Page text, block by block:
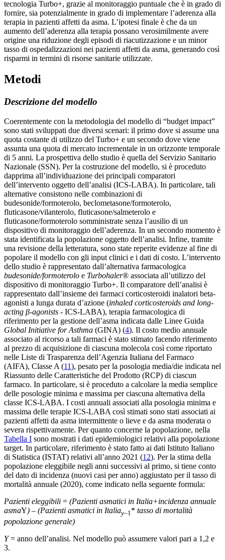
tecnologia Turbo+, grazie al monitoraggio puntuale che è in grado di
fornire, sia potenzialmente in grado di implementare l’aderenza alla
terapia in pazienti affetti da asma. L’ipotesi finale è che da un
aumento dell’aderenza alla terapia possano verosimilmente avere
origine una riduzione degli episodi di riacutizzazione e un minor
tasso di ospedalizzazioni nei pazienti affetti da asma, generando così
risparmi in termini di risorse sanitarie utilizzate.
Metodi
Descrizione del modello
Coerentemente con la metodologia del modello di “budget impact”
sono stati sviluppati due diversi scenari: il primo dove si assume una
quota costante di utilizzo del Turbo+ e un secondo dove viene
assunta una quota di mercato incrementale in un orizzonte temporale
di 5 anni. La prospettiva dello studio è quella del Servizio Sanitario
Nazionale (SSN). Per la costruzione del modello, si è proceduto
dapprima all’individuazione dei principali comparatori
dell’intervento oggetto dell’analisi (ICS-LABA). In particolare, tali
alternative consistono nelle combinazioni di
budesonide/formoterolo, beclometasone/formoterolo,
fluticasone/vilanterolo, fluticasone/salmeterolo e
fluticasone/formoterolo somministrate senza l’ausilio di un
dispositivo di monitoraggio dell’aderenza. In un secondo momento è
stata identificata la popolazione oggetto dell’analisi. Infine, tramite
una revisione della letteratura, sono state reperite evidenze al fine di
popolare il modello con gli input clinici e i dati di costo. L’intervento
dello studio è rappresentato dall’alternativa farmacologica
budesonide/formoterolo e Turbohaler® associata all’utilizzo del
dispositivo di monitoraggio Turbo+. Il comparatore dell’analisi è
rappresentato dall’insieme dei farmaci corticosteroidi inalatori beta-
agonisti a lunga durata d’azione (inhaled corticosteroids and long-
acting β-agonists - ICS-LABA), terapia farmacologica di
riferimento per la gestione dell’asma indicata dalle Linee Guida
Global Initiative for Asthma (GINA) (4). Il costo medio annuale
associato al ricorso a tali farmaci è stato stimato facendo riferimento
al prezzo di acquisizione di ciascuna molecola così come riportato
nelle Liste di Trasparenza dell’Agenzia Italiana del Farmaco
(AIFA), Classe A (11), pesato per la posologia media/die indicata nel
Riassunto delle Caratteristiche del Prodotto (RCP) di ciascun
farmaco. In particolare, si è proceduto a calcolare la media semplice
delle posologie minima e massima per ciascuna alternativa della
classe ICS-LABA. I costi annuali associati alla posologia minima e
massima delle terapie ICS-LABA così stimati sono stati associati ai
pazienti affetti da asma intermittente o lieve e da asma moderata o
severa rispettivamente. Per quanto concerne la popolazione, nella
Tabella I sono mostrati i dati epidemiologici relativi alla popolazione
target. In particolare, riferimento è stato fatto ai dati Istituto Italiano
di Statistica (ISTAT) relativi all’anno 2021 (12). Per la stima della
popolazione eleggibile negli anni successivi al primo, si tiene conto
del dato di incidenza (nuovi casi per anno) aggiustato per il tasso di
mortalità annuale (2020), come indicato nella seguente formula:
Pazienti eleggibili = (Pazienti asmatici in Italia+incidenza annuale
asmaY) – (Pazienti asmatici in Italiay–1* tasso di mortalità
popolazione generale)
Y= anno dell’analisi. Nel modello può assumere valori pari a 1,2 e
3.